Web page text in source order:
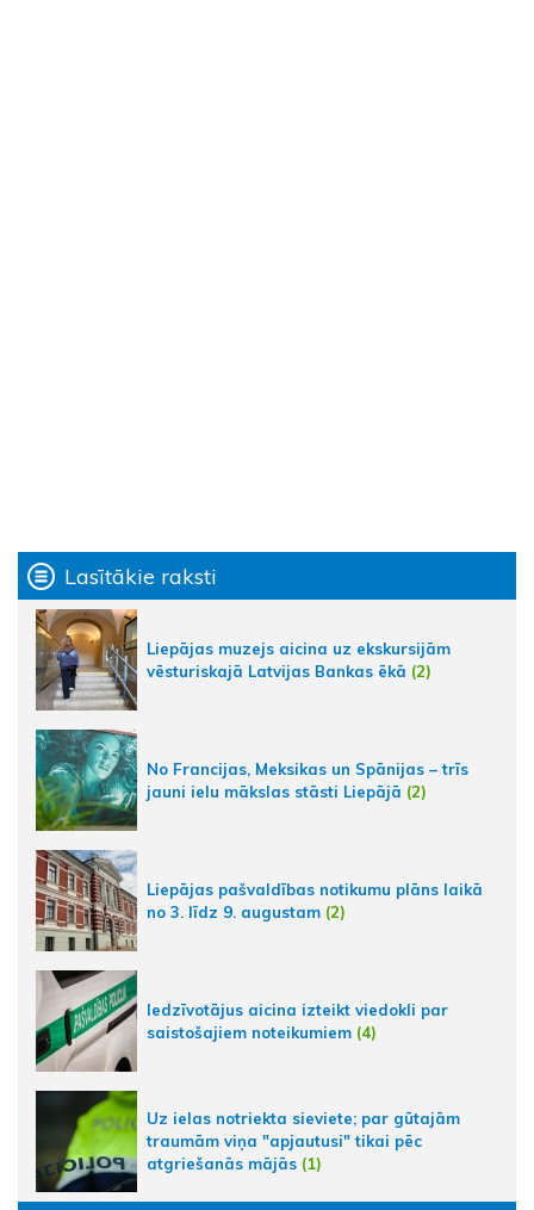
Lasītākie raksti
Liepājas muzejs aicina uz ekskursijām
vēsturiskajā Latvijas Bankas ēkā (2)
No Francijas, Meksikas un Spānijas – trīs
jauni ielu mākslas stāsti Liepājā (2)
Liepājas pašvaldības notikumu plāns laikā
no 3. līdz 9. augustam (2)
Iedzīvotājus aicina izteikt viedokli par
saistošajiem noteikumiem (4)
Uz ielas notriekta sieviete; par gūtajām
traumām viņa "apjautusi" tikai pēc
atgriešanās mājās (1)